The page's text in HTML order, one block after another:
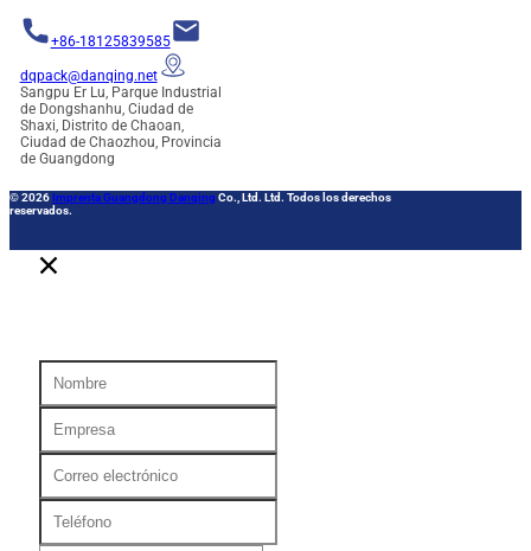
+86-18125839585
dqpack@danqing.net
Sangpu Er Lu, Parque Industrial
de Dongshanhu, Ciudad de
Shaxi, Distrito de Chaoan,
Ciudad de Chaozhou, Provincia
de Guangdong
© 2026Imprenta Guangdong Danqing Co., Ltd. Ltd. Todos los derechos
reservados.